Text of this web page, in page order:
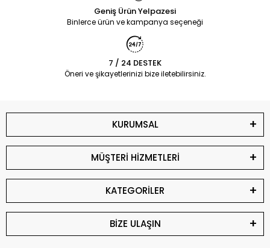
Geniş Ürün Yelpazesi
Binlerce ürün ve kampanya seçeneği
7 / 24 DESTEK
Öneri ve şikayetlerinizi bize iletebilirsiniz.
KURUMSAL
MÜŞTERİ HİZMETLERİ
KATEGORİLER
BİZE ULAŞIN